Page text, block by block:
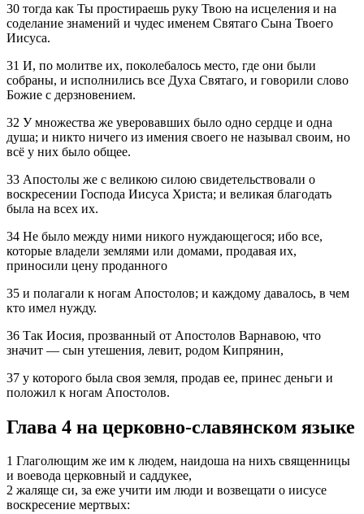
30 тогда как Ты простираешь руку Твою на исцеления и на
соделание знамений и чудес именем Святаго Сына Твоего
Иисуса.
31 И, по молитве их, поколебалось место, где они были
собраны, и исполнились все Духа Святаго, и говорили слово
Божие с дерзновением.
32 У множества же уверовавших было одно сердце и одна
душа; и никто ничего из имения своего не называл своим, но
всё у них было общее.
33 Апостолы же с великою силою свидетельствовали о
воскресении Господа Иисуса Христа; и великая благодать
была на всех их.
34 Не было между ними никого нуждающегося; ибо все,
которые владели землями или домами, продавая их,
приносили цену проданного
35 и полагали к ногам Апостолов; и каждому давалось, в чем
кто имел нужду.
36 Так Иосия, прозванный от Апостолов Варнавою, что
значит — сын утешения, левит, родом Кипрянин,
37 у которого была своя земля, продав ее, принес деньги и
положил к ногам Апостолов.
Глава 4 на церковно-славянском языке
1 Глаголющим же им к людем, наидоша на нихъ священницы
и воевода церковный и саддукее,
2 жаляще си, за еже учити им люди и возвещати о иисусе
воскресение мертвых: